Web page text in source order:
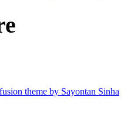
theme by Sayontan Sinha